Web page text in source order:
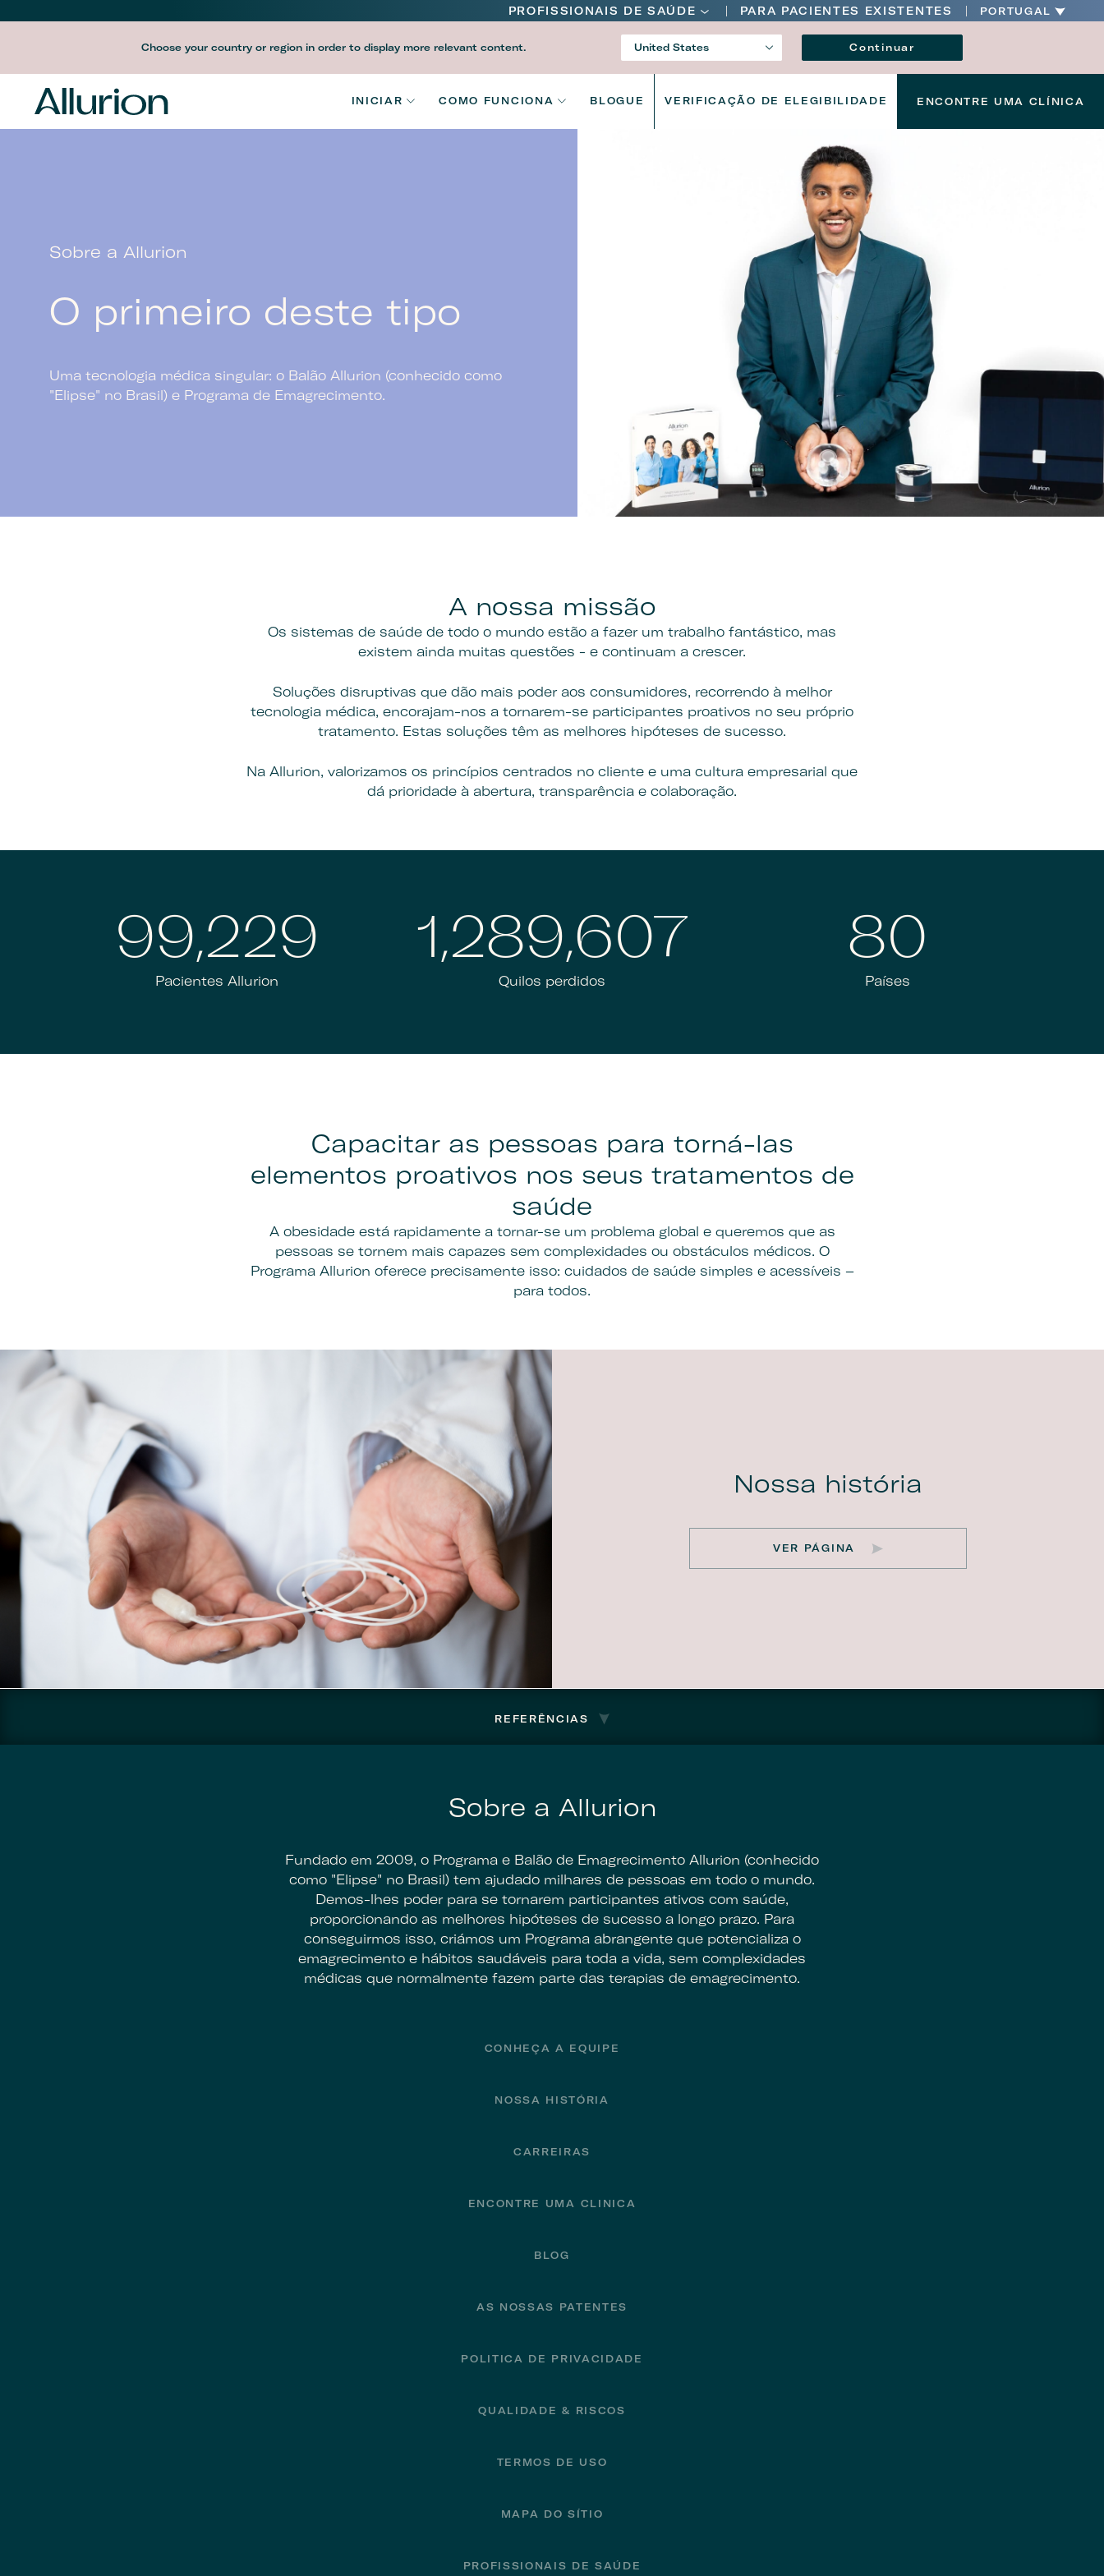
Before
Header
Navigation
PROFISSIONAIS DE SAÚDE PARA PACIENTES EXISTENTES PORTUGAL
Choose your country or region in order to display more relevant content. United States
Country
Continuar
V2
Main
INICIAR COMO FUNCIONA BLOGUE VERIFICAÇÃO DE ELEGIBILIDADE ENCONTRE UMA CLÍNICA
navigation
Sobre a Allurion
O primeiro deste tipo
Uma tecnologia médica singular: o Balão Allurion (conhecido como
"Elipse" no Brasil) e Programa de Emagrecimento.
A nossa missão
Os sistemas de saúde de todo o mundo estão a fazer um trabalho fantástico, mas
existem ainda muitas questões - e continuam a crescer.
Soluções disruptivas que dão mais poder aos consumidores, recorrendo à melhor
tecnologia médica, encorajam-nos a tornarem-se participantes proativos no seu próprio
tratamento. Estas soluções têm as melhores hipóteses de sucesso.
Na Allurion, valorizamos os princípios centrados no cliente e uma cultura empresarial que
dá prioridade à abertura, transparência e colaboração.
100,000
Pacientes Allurion
1,300,000
Quilos perdidos
80+
Países
Capacitar as pessoas para torná-las
elementos proativos nos seus tratamentos de
saúde
A obesidade está rapidamente a tornar-se um problema global e queremos que as
pessoas se tornem mais capazes sem complexidades ou obstáculos médicos. O
Programa Allurion oferece precisamente isso: cuidados de saúde simples e acessíveis –
para todos.
Nossa história
VER PÁGINA
REFERÊNCIAS
Sobre a Allurion
Fundado em 2009, o Programa e Balão de Emagrecimento Allurion (conhecido
como "Elipse" no Brasil) tem ajudado milhares de pessoas em todo o mundo.
Demos-lhes poder para se tornarem participantes ativos com saúde,
proporcionando as melhores hipóteses de sucesso a longo prazo. Para
conseguirmos isso, criámos um Programa abrangente que potencializa o
emagrecimento e hábitos saudáveis para toda a vida, sem complexidades
médicas que normalmente fazem parte das terapias de emagrecimento.
CONHEÇA A EQUIPE
NOSSA HISTÓRIA
CARREIRAS
ENCONTRE UMA CLINICA
BLOG
AS NOSSAS PATENTES
POLITICA DE PRIVACIDADE
QUALIDADE & RISCOS
TERMOS DE USO
MAPA DO SÍTIO
PROFISSIONAIS DE SAÚDE